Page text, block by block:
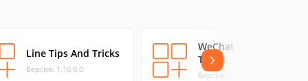
Line Tips And Tricks
Версия: 1.10.0.0
WeChat Tips &
Tricks
Версия: 1.11.0.0